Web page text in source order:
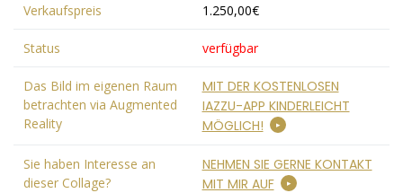
Verkaufspreis 1.250,00€
Status verfügbar
Das Bild im eigenen Raum
betrachten via Augmented
Reality
MIT DER KOSTENLOSEN
IAZZU-APP KINDERLEICHT
MÖGLICH!
Sie haben Interesse an
dieser Collage?
NEHMEN SIE GERNE KONTAKT
MIT MIR AUF